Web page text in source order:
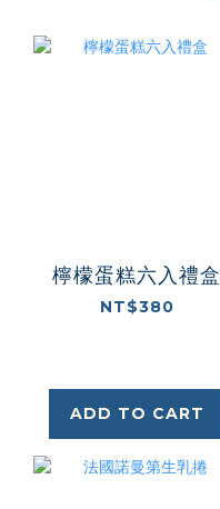
檸檬蛋糕六入禮盒
NT$380
ADD TO CART